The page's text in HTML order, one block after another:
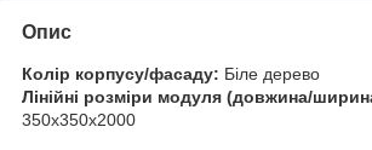
Опис
Колір корпусу/фасаду: Біле дерево
Лінійні розміри модуля (довжина/
350х350х2000